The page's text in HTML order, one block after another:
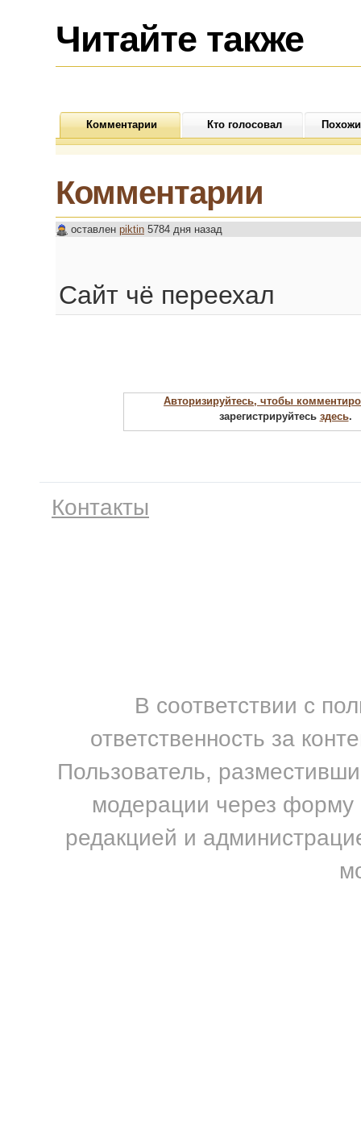
Читайте также
Комментарии Кто голосовал
Комментарии
оставлен piktin 5784 дня назад
Сайт чё переехал
Авторизируйтесь, чтобы
зарегистрируйтесь здесь.
Контакты
В соответствии с
ответственность за
Пользователь,
модерации через форму
редакцией и